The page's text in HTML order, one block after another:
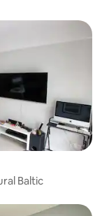
Baltic